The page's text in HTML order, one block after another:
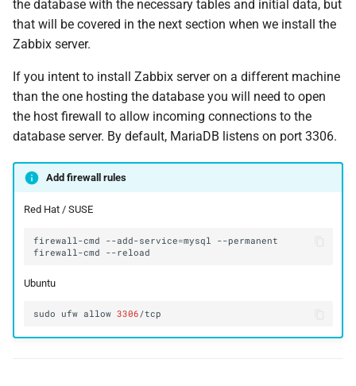
the database with the necessary tables and initial data, but
that will be covered in the next section when we install the
Zabbix server.
If you intent to install Zabbix server on a different machine
than the one hosting the database you will need to open
the host firewall to allow incoming connections to the
database server. By default, MariaDB listens on port 3306.
Add firewall rules
Red Hat / SUSE
firewall-cmd --add-service=mysql
firewall-cmd
Ubuntu
sudo ufw allow 3306